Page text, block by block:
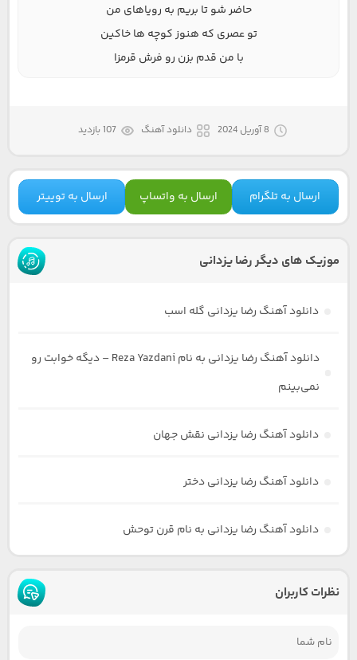
حاضر شو تا بریم به رویاهای من
تو عصری که هنوز کوچه ها خاکین
با من قدم بزن رو فرش قرمزا
8 آوریل 2024 دانلود آهنگ 107 بازدید
ارسال به تلگرام ارسال به واتساپ ارسال به توییتر
موزیک های دیگر رضا یزدانی
دانلود آهنگ رضا یزدانی گله اسب
دانلود آهنگ رضا یزدانی به نام Reza Yazdani – دیگه خوابت رو
نمی‌بینم
دانلود آهنگ رضا یزدانی نقش جهان
دانلود آهنگ رضا یزدانی دختر
دانلود آهنگ رضا یزدانی به نام قرن توحش
نظرات کاربران